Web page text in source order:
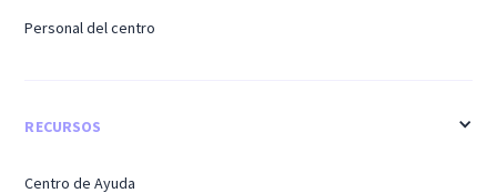
Personal del centro
RECURSOS
Centro de Ayuda